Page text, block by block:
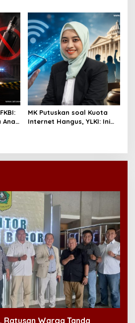
Anak
MK Putuskan soal Kuota
Internet Hangus, YLKI: Ini
Ratusan Warga Tanda